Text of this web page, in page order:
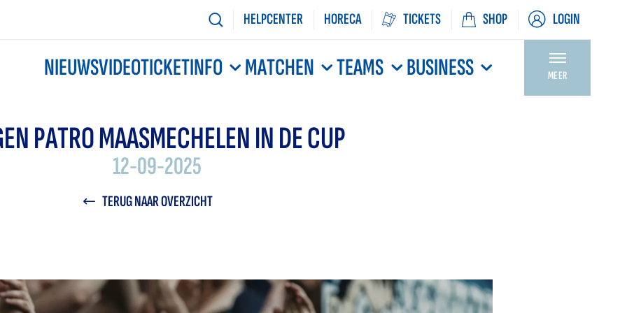
HELPCENTER HORECA TICKETS SHOP LOGIN
NIEUWSVIDEOTICKETINFO MATCHEN TEAMS BUSINESS MEER
PATRO MAASMECHELEN IN DE CUP
12-09-2025
TERUG NAAR OVERZICHT